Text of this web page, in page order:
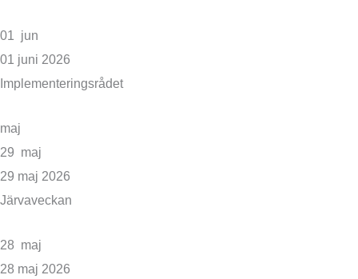
01 jun
01 juni 2026
Implementeringsrådet
maj
29 maj
29 maj 2026
Järvaveckan
28 maj
28 maj 2026